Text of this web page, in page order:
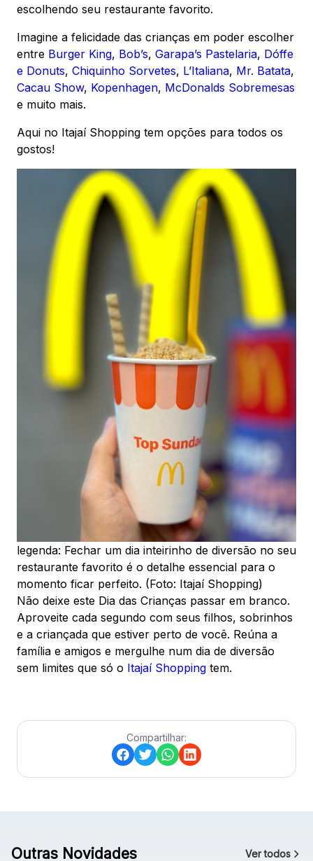
escolhendo seu restaurante favorito.
Imagine a felicidade das crianças em poder escolher
entre Burger King, Bob’s, Garapa’s Pastelaria, Dóffe
e Donuts, Chiquinho Sorvetes, L’Italiana, Mr. Batata,
Cacau Show, Kopenhagen, McDonalds Sobremesas
e muito mais.
Aqui no Itajaí Shopping tem opções para todos os
gostos!
legenda: Fechar um dia inteirinho de diversão no seu
restaurante favorito é o detalhe essencial para o
momento ficar perfeito. (Foto: Itajaí Shopping)
Não deixe este Dia das Crianças passar em branco.
Aproveite cada segundo com seus filhos, sobrinhos
e a criançada que estiver perto de você. Reúna a
família e amigos e mergulhe num dia de diversão
sem limites que só o Itajaí Shopping tem.
Compartilhar:
Outras Novidades Ver todos